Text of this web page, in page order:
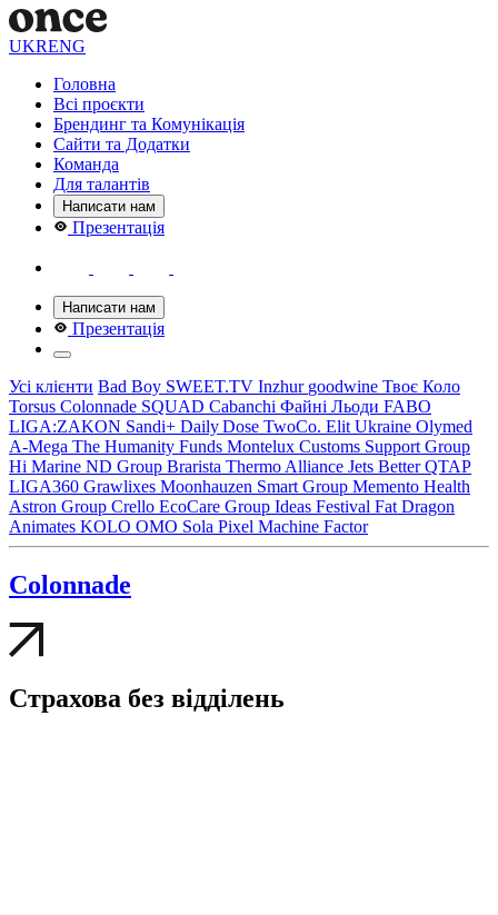
UKRENG
Головна
Всі проєкти
Брендинг та Комунікація
Сайти та Додатки
Команда
Для талантів
Написати нам
Презентація
Написати нам
Презентація
Усі клієнти Bad Boy SWEET.TV Inzhur goodwine Твоє Коло
Torsus Colonnade SQUAD Cabanсhi Файні Льоди FABO
LIGA:ZAKON Sandi+ Daily Dose TwoCo. Elit Ukraine Olymed
A‑Mega The Humanity Funds Montelux Customs Support Group
Hi Marine ND Group Brarista Thermo Alliance Jets BetterQTAP
LIGA360 Grawlixes Moonhauzen Smart Group Memento Health
Astron Group Crello EcoCare Group Ideas Festival Fat Dragon
Animates KOLO OMO Sola Pixel Machine Factor
Colonnade
Страхова без відділень